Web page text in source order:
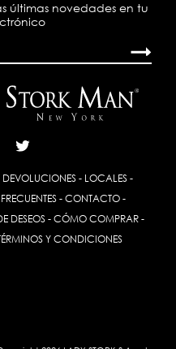
últimas novedades en tu
- LOCALES -
- CONTACTO-
DESEOS- CÓMO COMPRAR-
Y CONDICIONES